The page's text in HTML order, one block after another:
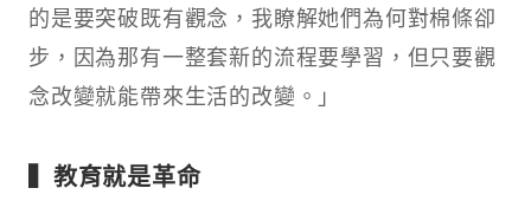
的是要突破既有觀念，我瞭解她們為何對棉條卻
步，因為那有一整套新的流程要學習，但只要觀
念改變就能帶來生活的改變。」
▍教育就是革命